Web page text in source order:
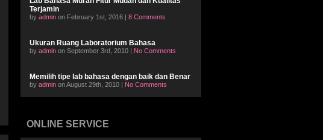
Terjamin
by admin on February 1st, 2016 | 8 Comments
Ukuran Ruang Laboratorium Bahasa
by admin on September 3rd, 2010 | No Comments
Memilih tipe lab bahasa dengan baik dan Benar
by admin on August 29th, 2010 | No Comments
ONLINE SERVICE